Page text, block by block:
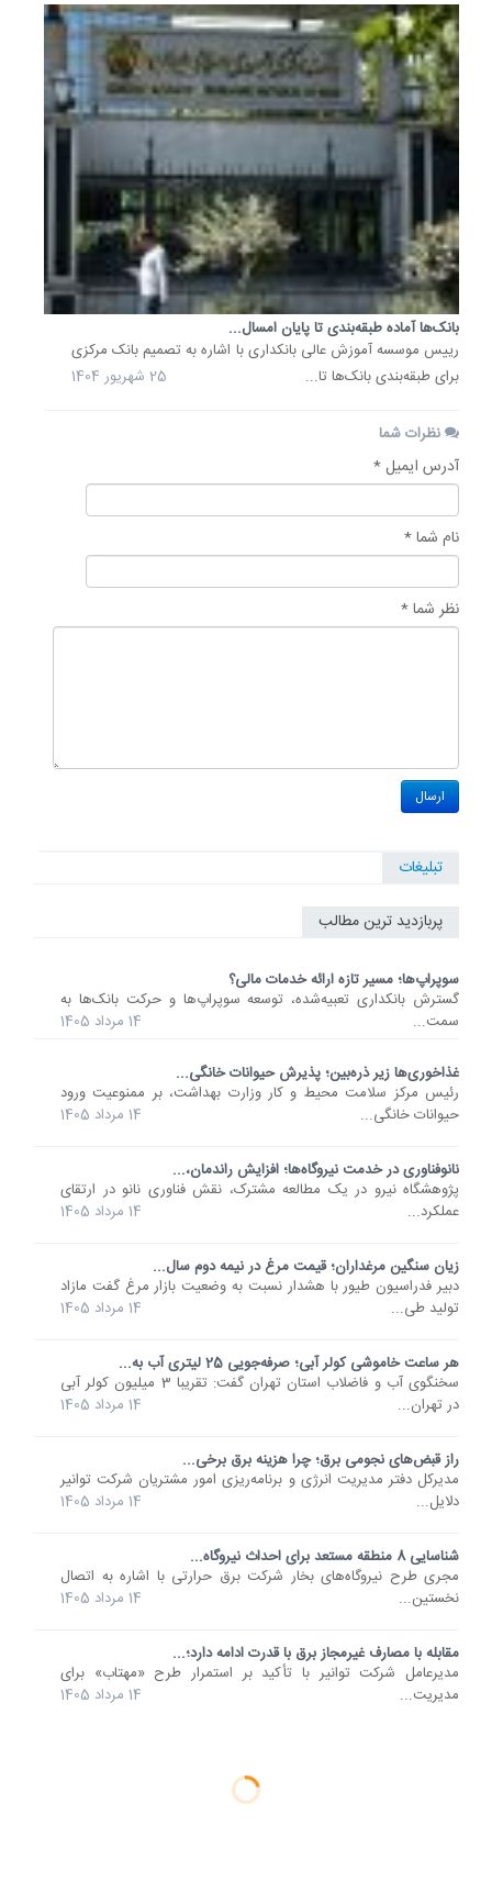
بانک‌ها آماده طبقه‌بندی تا پایان امسال...
رییس موسسه آموزش عالی بانکداری با اشاره به تصمیم بانک مرکزی
برای طبقه‌بندی بانک‌ها تا...
25 شهریور 1404
نظرات شما
آدرس ایمیل *
نام شما *
نظر شما *
تبلیغات
پربازدید ترین مطالب
سوپراپ‌ها؛ مسیر تازه ارائه خدمات مالی؟
گسترش بانکداری تعبیه‌شده، توسعه سوپراپ‌ها و حرکت بانک‌ها به
سمت...
14 مرداد 1405
غذاخوری‌ها زیر ذره‌بین؛ پذیرش حیوانات خانگی...
رئیس مرکز سلامت محیط و کار وزارت بهداشت، بر ممنوعیت ورود
حیوانات خانگی...
14 مرداد 1405
نانوفناوری در خدمت نیروگاه‌ها؛ افزایش راندمان،...
پژوهشگاه نیرو در یک مطالعه مشترک، نقش فناوری نانو در ارتقای
عملکرد...
14 مرداد 1405
زیان سنگین مرغداران؛ قیمت مرغ در نیمه دوم سال...
دبیر فدراسیون طیور با هشدار نسبت به وضعیت بازار مرغ گفت مازاد
تولید طی...
14 مرداد 1405
هر ساعت خاموشی کولر آبی؛ صرفه‌جویی 25 لیتری آب به...
سخنگوی آب و فاضلاب استان تهران گفت: تقریبا 3 میلیون کولر آبی
در تهران...
14 مرداد 1405
راز قبض‌های نجومی برق؛ چرا هزینه برق برخی...
مدیرکل دفتر مدیریت انرژی و برنامه‌ریزی امور مشتریان شرکت توانیر
دلایل...
14 مرداد 1405
شناسایی 8 منطقه مستعد برای احداث نیروگاه...
مجری طرح نیروگاه‌های بخار شرکت برق حرارتی با اشاره به اتصال
نخستین...
14 مرداد 1405
مقابله با مصارف غیرمجاز برق با قدرت ادامه دارد؛...
مدیرعامل شرکت توانیر با تأکید بر استمرار طرح «مهتاب» برای
مدیریت...
14 مرداد 1405